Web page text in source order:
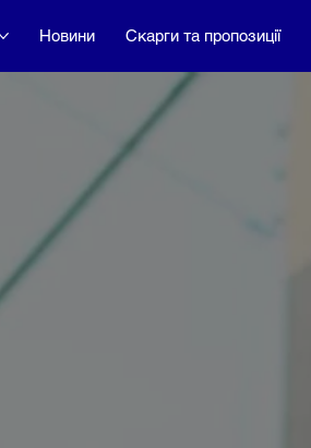
Новини Скарги та пропозиції